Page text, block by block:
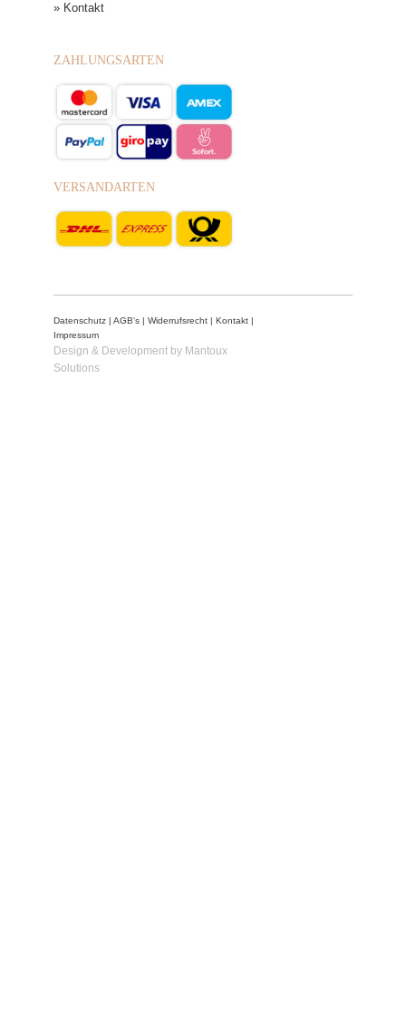
» Kontakt
ZAHLUNGSARTEN
VERSANDARTEN
Datenschutz AGB's Widerrufsrecht Kontakt
Impressum
Design & Development by Mantoux
Solutions